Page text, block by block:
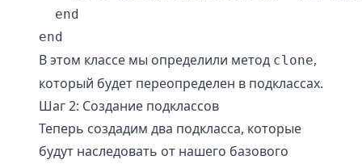
  end
В этом классе мы определили метод clone,
который будет переопределен в подклассах.
Шаг 2: Создание подклассов
Теперь создадим два подкласса, которые
будут наследовать от нашего базового